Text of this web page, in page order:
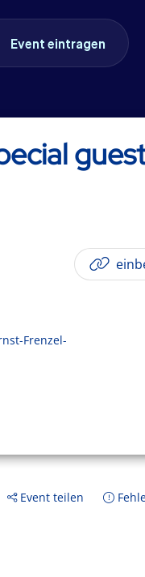
Event eintragen
Frenzel-
Event teilen